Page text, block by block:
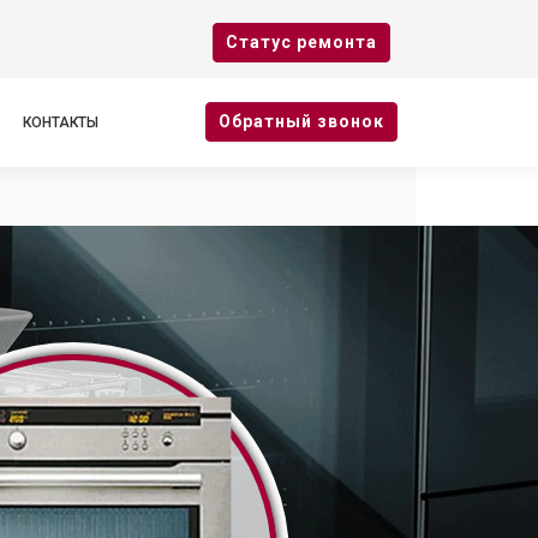
Cтатус ремонта
КОНТАКТЫ Oбратный звонок